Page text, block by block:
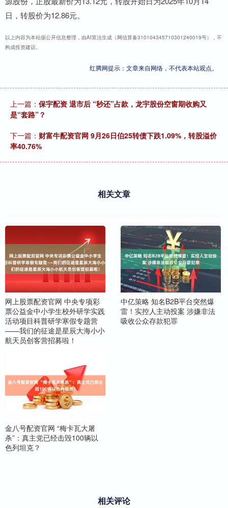
日，转股价为12.86元。
以上内容为本站据公开信息整理，由AI算法生成（网信算备310104345710301240019号），不
构成投资建议。
红腾网提示：文章来自网络，不代表本站观点。
上一篇： 保宇配资 退市后 “秒还”占款，龙宇股份空窗期收购又
是“套路”？
下一篇： 财富牛配资官网 9月26日伯25转债下跌1.09%，转股溢价
率40.76%
相关文章
网上股票配资官网 中央专项彩
票公益金中小学生校外研学实践
活动项目科普研学寒假专题营
——我们的征途是星辰大海小小
航天员创客营招募啦！
中亿策略 知名B2B平台突然爆
雷！实控人主动投案 涉嫌非法
吸收公众存款犯罪
金八号配资官网 “梅卡瓦大屠
杀”：真主党已经击毁100辆以
色列坦克？
相关评论